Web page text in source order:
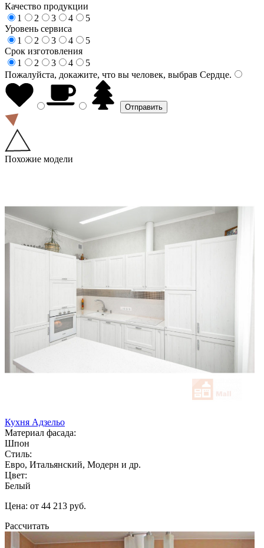
Качество продукции
1
2 3 4
5
Уровень сервиса
1
2 3 4
5
Срок изготовления
1
2 3 4
5
Пожалуйста, докажите, что вы человек, выбрав Сердце.
Похожие модели
Кухня Адзельо
Материал фасада:
Шпон
Стиль:
Евро, Итальянский, Модерн и др.
Цвет:
Белый
Цена: от 44 213 руб.
Рассчитать